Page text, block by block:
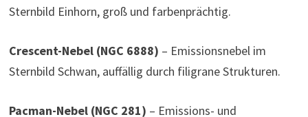
Sternbild Einhorn, groß und farbenprächtig.
Crescent-Nebel (NGC 6888) – Emissionsnebel im
Sternbild Schwan, auffällig durch filigrane Strukturen.
Pacman-Nebel (NGC 281) – Emissions- und